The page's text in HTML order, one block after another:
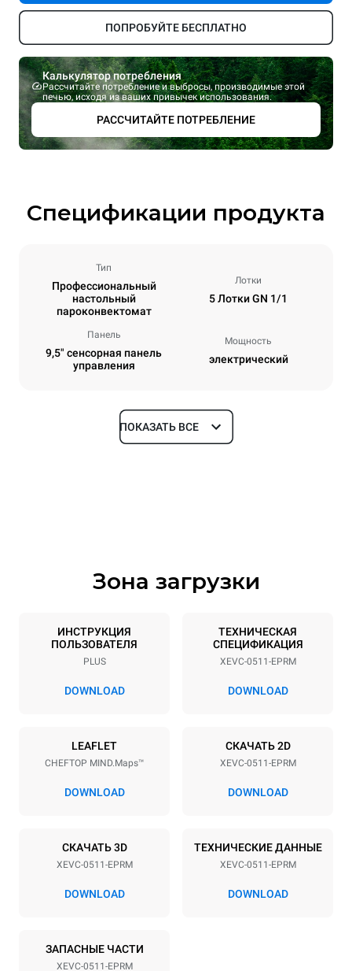
ПОПРОБУЙТЕ БЕСПЛАТНО
Калькулятор потребления
Рассчитайте потребление и выбросы, производимые этой
печью, исходя из ваших привычек использования.
РАССЧИТАЙТЕ ПОТРЕБЛЕНИЕ
Спецификации продукта
Тип
Профессиональный
настольный
пароконвектомат
Лотки
5 Лотки GN 1/1
Панель
9,5" сенсорная панель
управления
Мощность
электрический
Размеры
Спецификации противней
5 GN 1/1
Расстояние между лотками
67 mm
Напряжение
3~ / 220-240V 1~
Příkon
Потребление в квт·ч и выбросы co2
ПОКАЗАТЬ ВСЕ
Зона загрузки
ИНСТРУКЦИЯ
ПОЛЬЗОВАТЕЛЯ
PLUS
DOWNLOAD
ТЕХНИЧЕСКАЯ
СПЕЦИФИКАЦИЯ
XEVC-0511-EPRM
DOWNLOAD
LEAFLET
CHEFTOP MIND.Maps™
DOWNLOAD
СКАЧАТЬ 2D
XEVC-0511-EPRM
DOWNLOAD
СКАЧАТЬ 3D
XEVC-0511-EPRM
DOWNLOAD
ТЕХНИЧЕСКИЕ ДАННЫЕ
XEVC-0511-EPRM
DOWNLOAD
ЗАПАСНЫЕ ЧАСТИ
XEVC-0511-EPRM